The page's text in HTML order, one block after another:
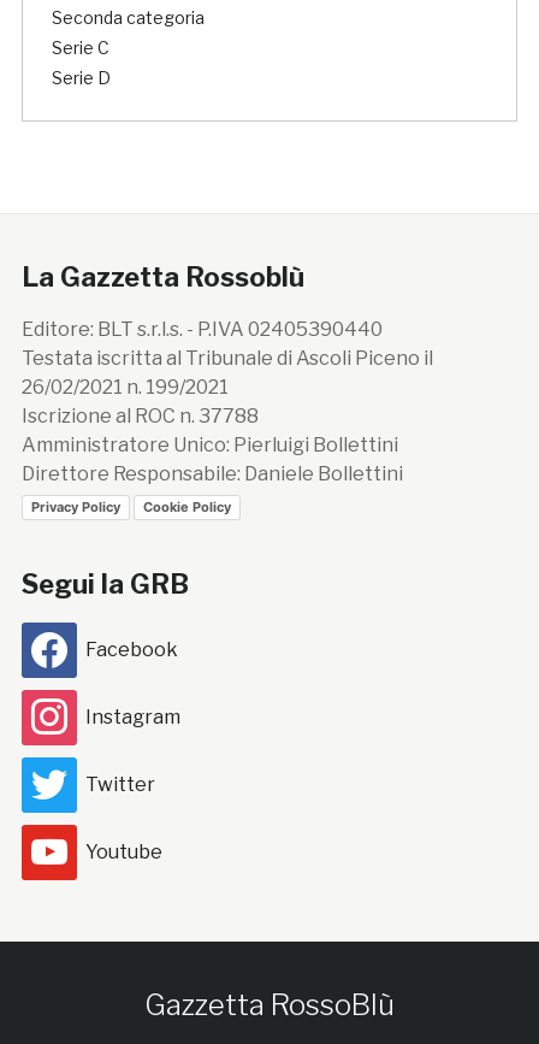
Seconda categoria
Serie C
Serie D
La Gazzetta Rossoblù
Editore: BLT s.r.l.s. - P.IVA 02405390440
Testata iscritta al Tribunale di Ascoli Piceno il
26/02/2021 n. 199/2021
Iscrizione al ROC n. 37788
Amministratore Unico: Pierluigi Bollettini
Direttore Responsabile: Daniele Bollettini
Privacy Policy Cookie Policy
Segui la GRB
Facebook
Instagram
Twitter
Youtube
Gazzetta RossoBlù